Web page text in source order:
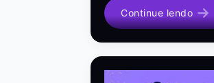
Continue lendo